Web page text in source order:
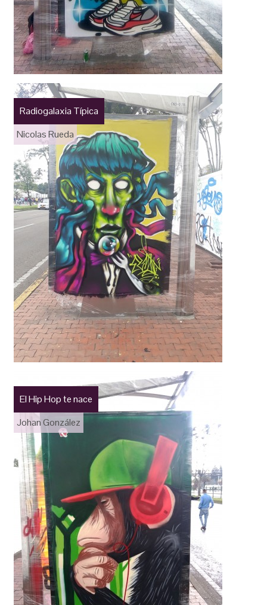
Radiogalaxia Típica
Nicolas Rueda
El Hip Hop te nace
Johan González